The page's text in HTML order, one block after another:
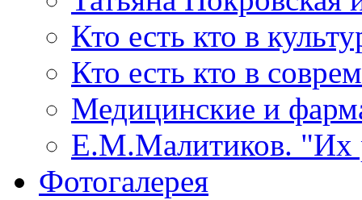
Кто есть кто в
Кто есть кто в
Медицинские и
Е.М.Малитиков. "Их
Фотогалерея